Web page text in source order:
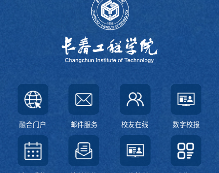
融合门户 邮件服务 校友在线 数字校报